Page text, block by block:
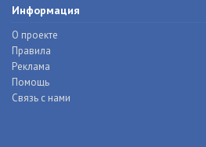
Информация
О проекте
Правила
Реклама
Помощь
Связь с нами